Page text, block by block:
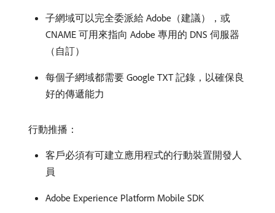
子網域可以完全委派給 Adobe（建議），或
CNAME 可用來指向 Adobe 專用的 DNS 伺服器
（自訂）
每個子網域都需要 Google TXT 記錄，以確保良
好的傳遞能力
行動推播：
客戶必須有可建立應用程式的行動裝置開發人
員
Adobe Experience Platform Mobile SDK